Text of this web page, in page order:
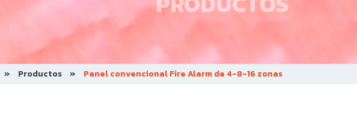
» Productos » Panel convencional Fire Alarm de 4-8-16 zonas